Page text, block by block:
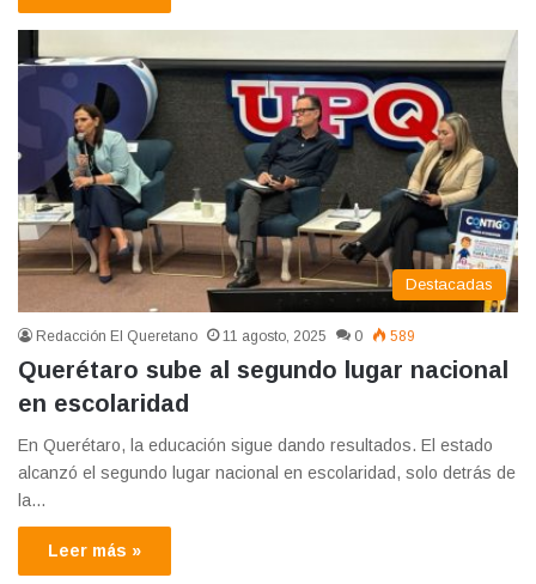
Destacadas
Redacción El Queretano 11 agosto, 2025 0 589
Querétaro sube al segundo lugar nacional
en escolaridad
En Querétaro, la educación sigue dando resultados. El estado
alcanzó el segundo lugar nacional en escolaridad, solo detrás de
la…
Leer más »